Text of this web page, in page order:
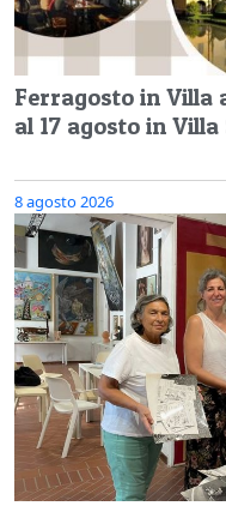
Ferragosto in Villa
al 17 agosto in
8 agosto 2026